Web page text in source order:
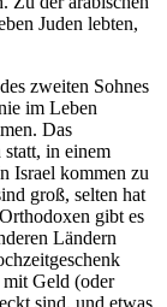
Juden lebten,
zweiten Sohnes
im Leben
Das
in einem
Israel kommen zu
groß, selten hat
gibt es
Ländern
Geld (oder